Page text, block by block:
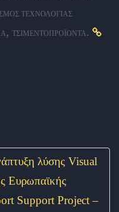
ΤΕΧΝΟΛΟΓΊΑΣ
, ΤΣΙΜΕΝΤΟΠΡΟΪΌΝΤΑ.
λύσης Visual
Ευρωπαϊκής
Support Project –